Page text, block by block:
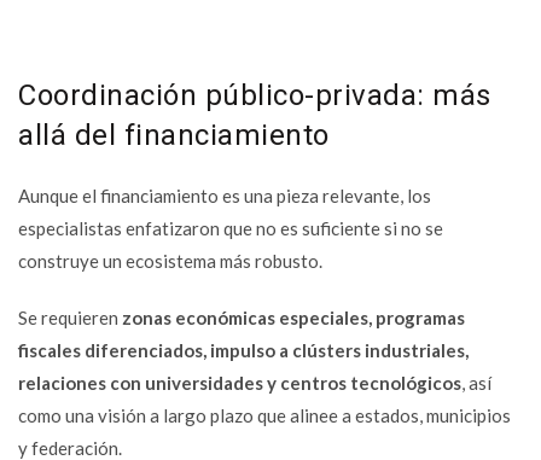
Coordinación público-privada: más
allá del financiamiento
Aunque el financiamiento es una pieza relevante, los
especialistas enfatizaron que no es suficiente si no se
construye un ecosistema más robusto.
Se requieren zonas económicas especiales, programas
fiscales diferenciados, impulso a clústers industriales,
relaciones con universidades y centros tecnológicos, así
como una visión a largo plazo que alinee a estados, municipios
y federación.